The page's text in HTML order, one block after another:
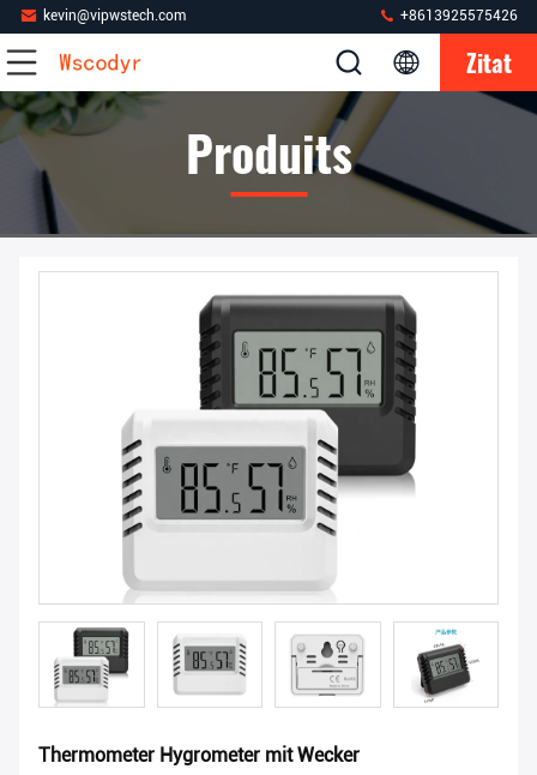
kevin@vipwstech.com +8613925575426
Zitat
Produits
Thermometer Hygrometer mit Wecker